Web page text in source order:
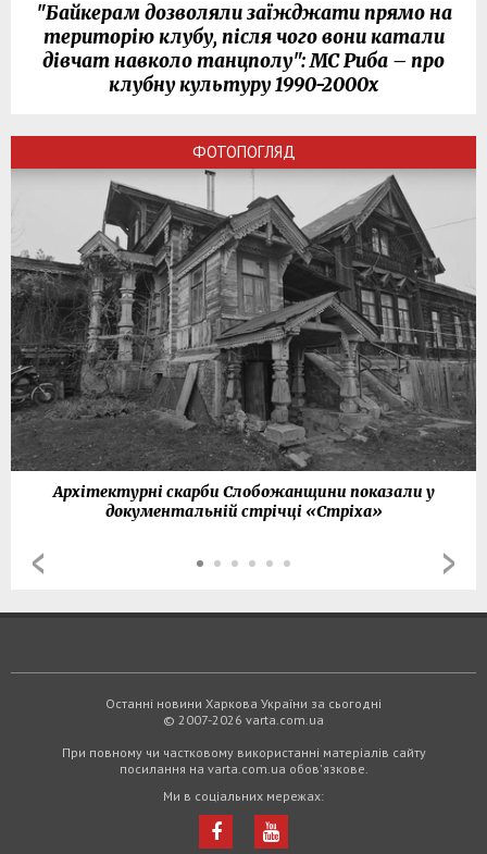
"Байкерам дозволяли заїжджати прямо на
територію клубу, після чого вони катали
дівчат навколо танцполу": МС Риба – про
клубну культуру 1990-2000х
ФОТОПОГЛЯД
Архітектурні скарби Слобожанщини показали у
документальній стрічці «Стріха»
Останні новини Харкова України за сьогодні
© 2007-2026 varta.com.ua
При повному чи частковому використанні матеріалів сайту
посилання на varta.com.ua обов'язкове.
Ми в соціальних мережах: